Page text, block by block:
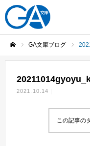
GA文庫ブログ
2021.10.14
この記事の